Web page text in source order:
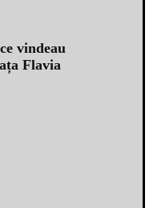
vindeau
Flavia